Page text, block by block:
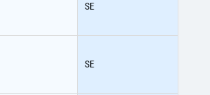
SE
SE